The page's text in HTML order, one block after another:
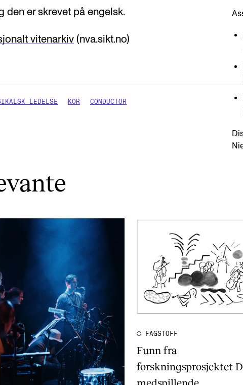
den er skrevet på engelsk.
vitenarkiv (nva.sikt.no)
LEDELSE KOR CONDUCTOR
FAGSTOFF
Funn fra
forskningsprosjektet
medspillende